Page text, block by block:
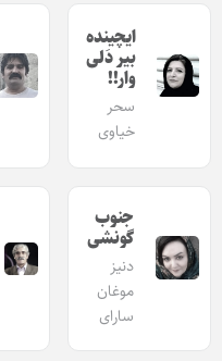
ایچینده
بیر دَلی
وار!!
سحر
خیاوی
جنوب
گونشی
دنیز
موغان‌
سارای